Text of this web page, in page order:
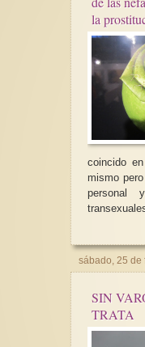
la
coincido
mismo
personal
sábado, 25 de
SIN
TRATA